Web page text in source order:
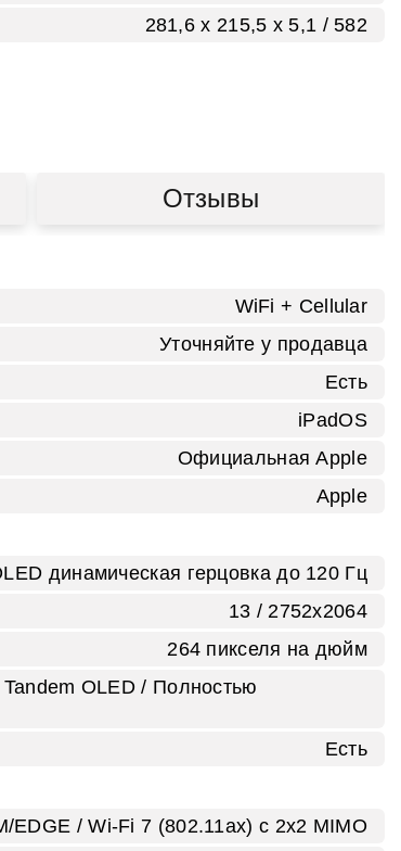
281,6 x 215,5 x 5,1 / 582
Отзывы
WiFi + Cellular
Уточняйте у продавца
Есть
iPadOS
Официальная Apple
Apple
динамическая герцовка до 120 Гц
13 / 2752х2064
264 пикселя на дюйм
OLED / Полностью
Есть
EDGE / Wi‑Fi 7 (802.11ax) с 2x2 MIMO